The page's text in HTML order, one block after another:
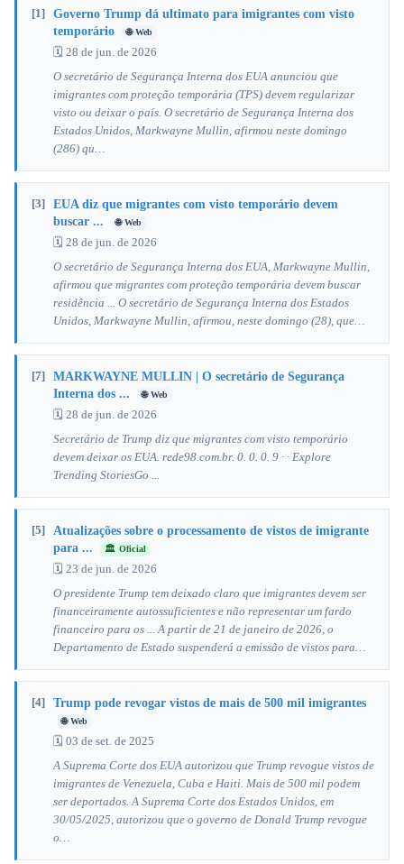
[1]
Governo Trump dá ultimato para imigrantes com visto
temporário
🌐 Web
🗓 28 de jun. de 2026
O secretário de Segurança Interna dos EUA anunciou que
imigrantes com proteção temporária (TPS) devem regularizar
visto ou deixar o país. O secretário de Segurança Interna dos
Estados Unidos, Markwayne Mullin, afirmou neste domingo
(286) qu…
[3]
EUA diz que migrantes com visto temporário devem
buscar ...
🌐 Web
🗓 28 de jun. de 2026
O secretário de Segurança Interna dos EUA, Markwayne Mullin,
afirmou que migrantes com proteção temporária devem buscar
residência ... O secretário de Segurança Interna dos Estados
Unidos, Markwayne Mullin, afirmou, neste domingo (28), que…
[7]
MARKWAYNE MULLIN | O secretário de Segurança
Interna dos ...
🌐 Web
🗓 28 de jun. de 2026
Secretário de Trump diz que migrantes com visto temporário
devem deixar os EUA. rede98.com.br. 0. 0. 0. 9 · · Explore
Trending StoriesGo ...
[5]
Atualizações sobre o processamento de vistos de imigrante
para ...
🏛️ Oficial
🗓 23 de jun. de 2026
O presidente Trump tem deixado claro que imigrantes devem ser
financeiramente autossuficientes e não representar um fardo
financeiro para os ... A partir de 21 de janeiro de 2026, o
Departamento de Estado suspenderá a emissão de vistos para…
[4] Trump pode revogar vistos de mais de 500 mil imigrantes
🌐 Web
🗓 03 de set. de 2025
A Suprema Corte dos EUA autorizou que Trump revogue vistos de
imigrantes de Venezuela, Cuba e Haiti. Mais de 500 mil podem
ser deportados. A Suprema Corte dos Estados Unidos, em
30/05/2025, autorizou que o governo de Donald Trump revogue
o…